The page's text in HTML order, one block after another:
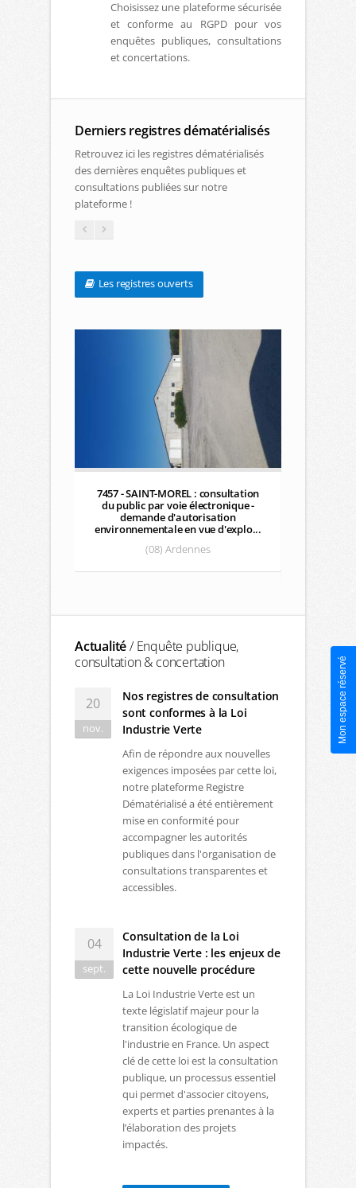
Mon espace réservé
Choisissez une plateforme sécurisée
et conforme au RGPD pour vos
enquêtes publiques, consultations
et concertations.
Derniers registres dématérialisés
Retrouvez ici les registres dématérialisés
des dernières enquêtes publiques et
consultations publiées sur notre
plateforme !
Les registres ouverts
7457 - SAINT-MOREL : consultation
du public par voie électronique -
demande d'autorisation
environnementale en vue d'explo...
(08) Ardennes
Actualité/ Enquête publique,
consultation & concertation
20
nov.
Nos registres de consultation
sont conformes à la Loi
Industrie Verte
Afin de répondre aux nouvelles
exigences imposées par cette loi,
notre plateforme Registre
Dématérialisé a été entièrement
mise en conformité pour
accompagner les autorités
publiques dans l'organisation de
consultations transparentes et
accessibles.
04
sept.
Consultation de la Loi
Industrie Verte : les enjeux de
cette nouvelle procédure
La Loi Industrie Verte est un
texte législatif majeur pour la
transition écologique de
l'industrie en France. Un aspect
clé de cette loi est la consultation
publique, un processus essentiel
qui permet d'associer citoyens,
experts et parties prenantes à la
l’élaboration des projets
impactés.